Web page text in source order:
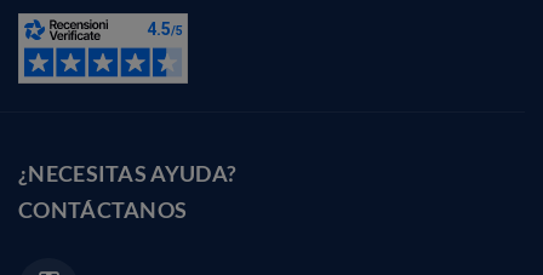
¿NECESITAS AYUDA?
CONTÁCTANOS